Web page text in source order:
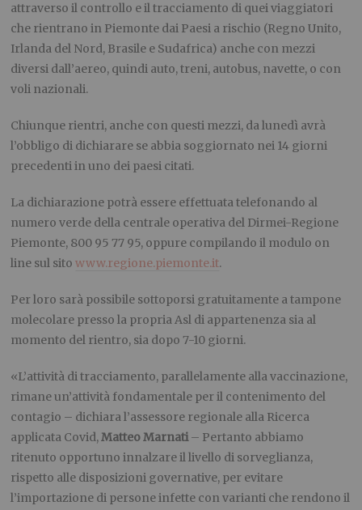
attraverso il controllo e il tracciamento di quei viaggiatori
che rientrano in Piemonte dai Paesi a rischio (Regno Unito,
Irlanda del Nord, Brasile e Sudafrica) anche con mezzi
diversi dall’aereo, quindi auto, treni, autobus, navette, o con
voli nazionali.
Chiunque rientri, anche con questi mezzi, da lunedì avrà
l’obbligo di dichiarare se abbia soggiornato nei 14 giorni
precedenti in uno dei paesi citati.
La dichiarazione potrà essere effettuata telefonando al
numero verde della centrale operativa del Dirmei-Regione
Piemonte, 800 95 77 95, oppure compilando il modulo on
line sul sitowww.regione.piemonte.it.
Per loro sarà possibile sottoporsi gratuitamente a tampone
molecolare presso la propria Asl di appartenenza sia al
momento del rientro, sia dopo 7-10 giorni.
«L’attività di tracciamento, parallelamente alla vaccinazione,
rimane un’attività fondamentale per il contenimento del
contagio – dichiara l’assessore regionale alla Ricerca
applicata Covid,Matteo Marnati– Pertanto abbiamo
ritenuto opportuno innalzare il livello di sorveglianza,
rispetto alle disposizioni governative, per evitare
l’importazione di persone infette con varianti che rendono il